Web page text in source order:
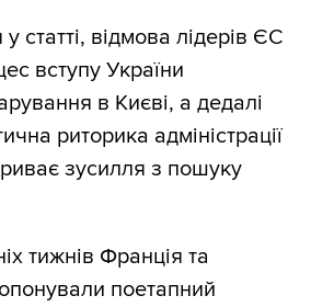
статті, відмова лідерів ЄС
вступу України
в Києві, а дедалі
риторика адміністрації
зусилля з пошуку
тижнів Франція та
поетапний